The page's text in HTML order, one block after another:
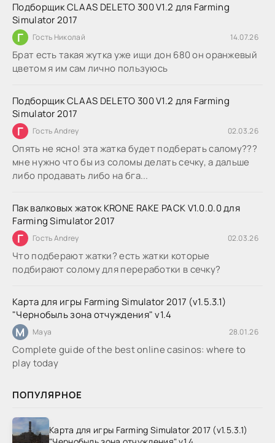
Подборщик CLAAS DELETO 300 V1.2 для Farming
Simulator 2017
Г Гость Николай 14.07.26
Брат есть такая жутка уже ищи дон 680 он оранжевый
цветом я им сам лично пользуюсь
Подборщик CLAAS DELETO 300 V1.2 для Farming
Simulator 2017
Г Гость Andrey 02.03.26
Опять не ясно! эта жатка будет подберать салому???
мне нужно что бы из соломы делать сечку, а дальше
либо продавать либо на бга...
Пак валковых жаток KRONE RAKE PACK V1.0.0.0 для
Farming Simulator 2017
Г Гость Andrey 02.03.26
Что подберают жатки? есть жатки которые
подбирают солому для переработки в сечку?
Карта для игры Farming Simulator 2017 (v1.5.3.1)
"Чернобыль зона отчуждения" v1.4
M Maya 28.01.26
Complete guide of the best online casinos: where to
play today
ПОПУЛЯРНОЕ
Карта для игры Farming Simulator 2017 (v1.5.3.1)